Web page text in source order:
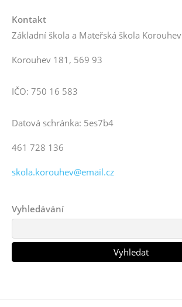
Kontakt
Základní škola a Mateřská škola Korouhev
Korouhev 181, 569 93
IČO: 750 16 583
Datová schránka: 5es7b4
461 728 136
skola.korouhev@email.cz
Vyhledávání